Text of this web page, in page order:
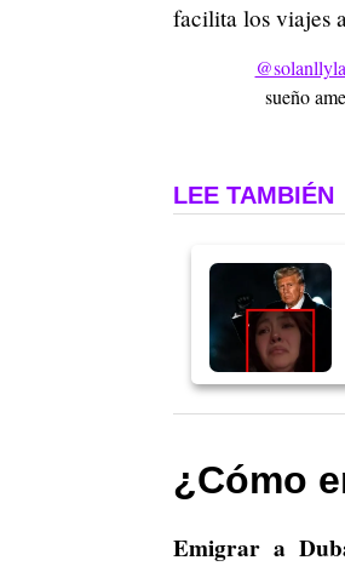
facilita los viajes
sueño
LEE TAMBIÉN
¿Cómo
Emigrar a